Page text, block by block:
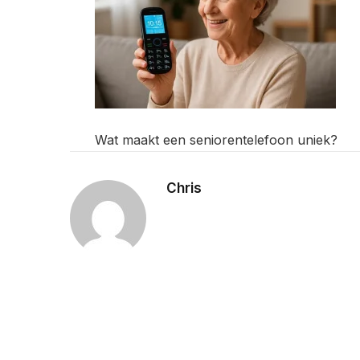
Wat maakt een seniorentelefoon uniek?
Chris